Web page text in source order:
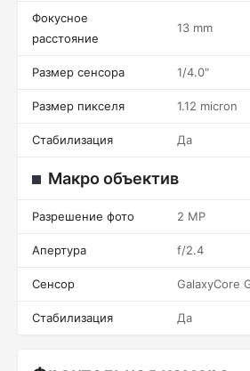
Фокусное
расстояние
13 mm
Размер сенсора 1/4.0"
Размер пикселя 1.12 micron
Стабилизация Да
Макро объектив
Разрешение фото 2 MP
Апертура f/2.4
Сенсор GalaxyCore
Стабилизация Да